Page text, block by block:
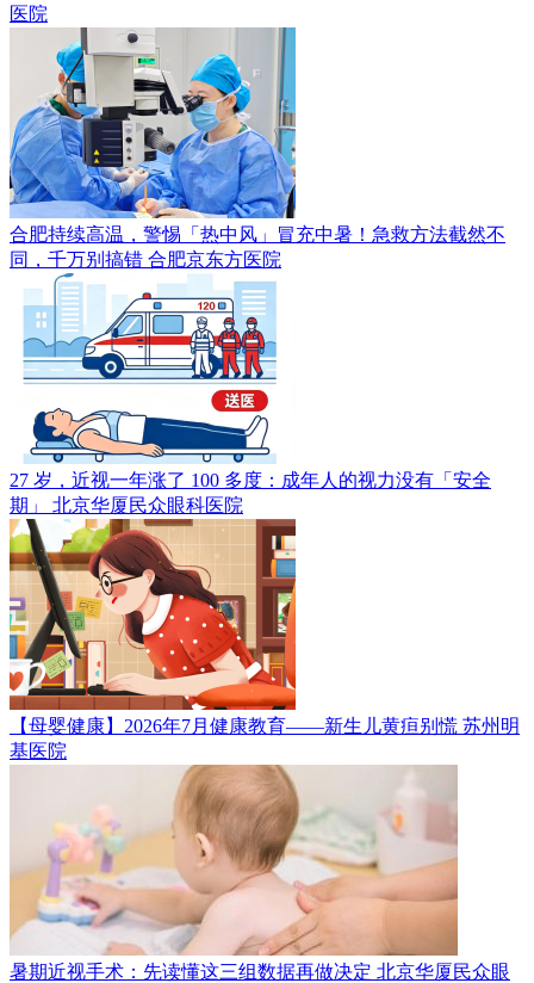
医院
合肥持续高温，警惕「热中风」冒充中暑！急救方法截然不
同，千万别搞错 合肥京东方医院
27 岁，近视一年涨了 100 多度：成年人的视力没有「安全
期」 北京华厦民众眼科医院
【母婴健康】2026年7月健康教育——新生儿黄疸别慌 苏州明
基医院
暑期近视手术：先读懂这三组数据再做决定 北京华厦民众眼